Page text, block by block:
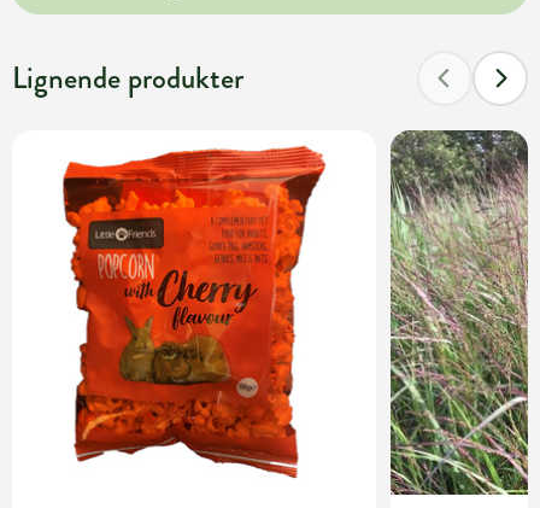
Lignende produkter